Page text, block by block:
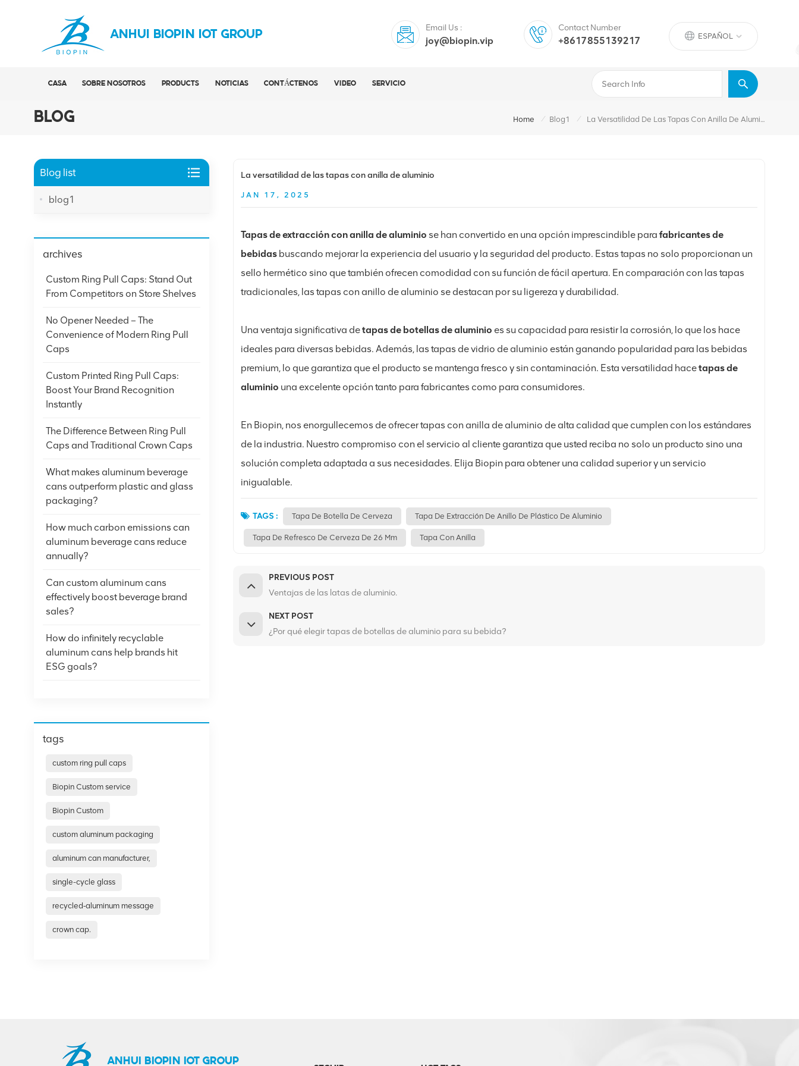
ANHUI BIOPIN IOT GROUP ESPAÑOL
Email Us :
joy@biopin.vip
Contact Number
+8617855139217
CASA SOBRE NOSOTROS PRODUCTS NOTICIAS CONTÁCTENOS VIDEO SERVICIO
BLOG Home / Blog1 / La Versatilidad De Las Tapas Con Anilla De Aluminio
La versatilidad de las tapas con anilla de aluminio
JAN 17, 2025
Tapas de extracción con anilla de aluminio se han convertido en una opción imprescindible parafabricantes de
bebidas buscando mejorar la experiencia del usuario y la seguridad del producto. Estas tapas no solo proporcionan un
sello hermético sino que también ofrecen comodidad con su función de fácil apertura. En comparación con las tapas
tradicionales, las tapas con anillo de aluminio se destacan por su ligereza y durabilidad.
Una ventaja significativa detapas de botellas de aluminioes su capacidad para resistir la corrosión, lo que los hace
ideales para diversas bebidas. Además, las tapas de vidrio de aluminio están ganando popularidad para las bebidas
premium, lo que garantiza que el producto se mantenga fresco y sin contaminación. Esta versatilidad hacetapas de
aluminio una excelente opción tanto para fabricantes como para consumidores.
En Biopin, nos enorgullecemos de ofrecer tapas con anilla de aluminio de alta calidad que cumplen con los estándares
de la industria. Nuestro compromiso con el servicio al cliente garantiza que usted reciba no solo un producto sino una
solución completa adaptada a sus necesidades. Elija Biopin para obtener una calidad superior y un servicio
inigualable.
TAGS : Tapa De Botella De Cerveza Tapa De Extracción De Anillo De Plástico De Aluminio
Tapa De Refresco De Cerveza De 26 Mm Tapa Con Anilla
PREVIOUS POST
Ventajas de las latas de aluminio.
NEXT POST
¿Por qué elegir tapas de botellas de aluminio para su bebida?
Blog list
blog1
archives
Custom Ring Pull Caps: Stand Out
From Competitors on Store Shelves
No Opener Needed – The
Convenience of Modern Ring Pull
Caps
Custom Printed Ring Pull Caps:
Boost Your Brand Recognition
Instantly
The Difference Between Ring Pull
Caps and Traditional Crown Caps
What makes aluminum beverage
cans outperform plastic and glass
packaging?
How much carbon emissions can
aluminum beverage cans reduce
annually?
Can custom aluminum cans
effectively boost beverage brand
sales?
How do infinitely recyclable
aluminum cans help brands hit
ESG goals?
tags
custom ring pull caps
Biopin Custom service
Biopin Custom
custom aluminum packaging
aluminum can manufacturer,
single-cycle glass
recycled‑aluminum message
crown cap.
ANHUI BIOPIN IOT GROUP